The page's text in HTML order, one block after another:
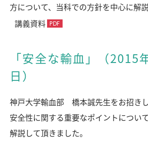
方について、当科での方針を中心に解
講義資料
「安全な輸血」（2015
日）
神戸大学輸血部 橋本誠先生をお招き
安全性に関する重要なポイントについ
解説して頂きました。